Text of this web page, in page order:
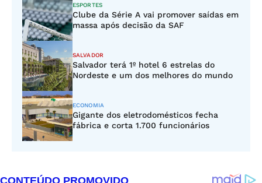
ESPORTES
Clube da Série A vai promover saídas em
massa após decisão da SAF
SALVADOR
Salvador terá 1º hotel 6 estrelas do
Nordeste e um dos melhores do mundo
ECONOMIA
Gigante dos eletrodomésticos fecha
fábrica e corta 1.700 funcionários